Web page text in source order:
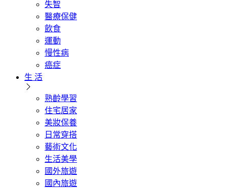
失智
醫療保健
飲食
運動
慢性病
癌症
生 活
熟齡學習
住宅居家
美妝保養
日常穿搭
藝術文化
生活美學
國外旅遊
國內旅遊